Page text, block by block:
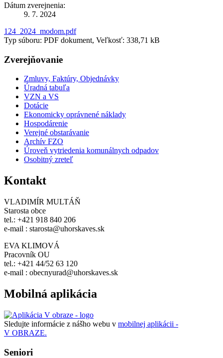
Dátum zverejnenia:
9. 7. 2024
124_2024_modom.pdf
Typ súboru: PDF dokument, Veľkosť: 338,71 kB
Zverejňovanie
Zmluvy, Faktúry, Objednávky
Úradná tabuľa
VZN a VS
Dotácie
Ekonomicky oprávnené náklady
Hospodárenie
Verejné obstarávanie
Archív FZO
Úroveň vytriedenia komunálnych odpadov
Osobitný zreteľ
Kontakt
VLADIMÍR MULTÁŇ
Starosta obce
tel.: +421 918 840 206
e-mail : starosta@uhorskaves.sk
EVA KLIMOVÁ
Pracovník OU
tel.: +421 44/52 63 120
e-mail : obecnyurad@uhorskaves.sk
Mobilná aplikácia
Sledujte informácie z nášho webu v mobilnej aplikácii -
V OBRAZE.
Seniori